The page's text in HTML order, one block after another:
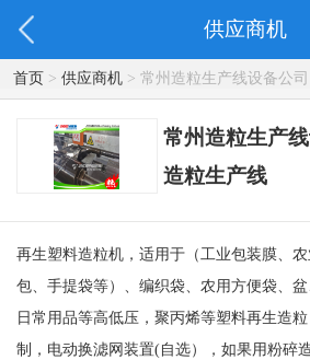
供应商机
首页> 供应商机> 常州造粒生产线设备公
常州造粒生产
造粒生产线
再生塑料造粒机，适用于（工业包装膜、
包、手提袋等）、编织袋、农用方便袋、盆
日常用品等高低压，聚丙烯等塑料再生造
制，电动换滤网装置(自选），如果用粉碎